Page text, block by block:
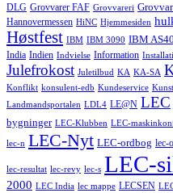
DLG Grovvarer FAF Grovvareri
Hannovermessen HiNC Hjemmesiden
Høstfest IBM IBM 3090 IBM
India Indien Indvielse Information
Julefrokost Juletilbud KA KA-SA
Konflikt konsulent-edb Kundeservice Kunst
Landmandsportalen LDL4 LE@N LEC
bygninger LEC-Klubben LEC-
lec-n LEC-Nyt LEC-ordbog lec-
lec-resultat lec-revy lec-s LEC-
2000 LEC India lec mappe LECSEN